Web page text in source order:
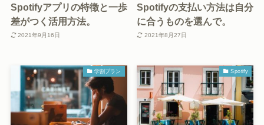
Spotifyアプリの特徴と一歩
差がつく活用方法。
2021年9月16日
Spotifyの支払い方法は自分
に合うものを選んで。
2021年8月27日
学割プラン Spotify